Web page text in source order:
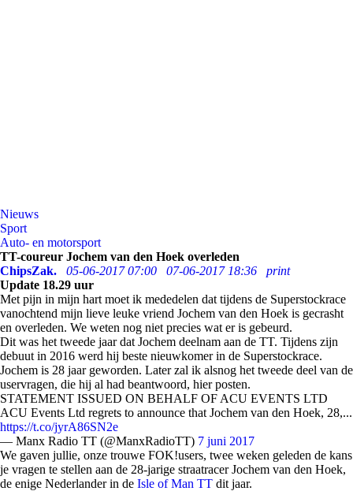
Nieuws
Sport
Auto- en motorsport
TT-coureur Jochem van den Hoek overleden
ChipsZak.
05-06-2017 07:00 07-06-2017 18:36
print
Update 18.29 uur
Met pijn in mijn hart moet ik mededelen dat tijdens de Superstockrace
vanochtend mijn lieve leuke vriend Jochem van den Hoek is gecrasht
en overleden. We weten nog niet precies wat er is gebeurd.
Dit was het tweede jaar dat Jochem deelnam aan de TT. Tijdens zijn
debuut in 2016 werd hij beste nieuwkomer in de Superstockrace.
Jochem is 28 jaar geworden. Later zal ik alsnog het tweede deel van de
uservragen, die hij al had beantwoord, hier posten.
STATEMENT ISSUED ON BEHALF OF ACU EVENTS LTD
ACU Events Ltd regrets to announce that Jochem van den Hoek, 28,...
https://t.co/jyrA86SN2e
— Manx Radio TT (@ManxRadioTT) 7 juni 2017
We gaven jullie, onze trouwe FOK!users, twee weken geleden de kans
je vragen te stellen aan de 28-jarige straatracer Jochem van den Hoek,
de enige Nederlander in de Isle of Man TT dit jaar.